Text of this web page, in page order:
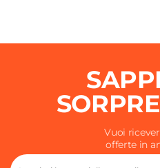
Vuoi
offerte in